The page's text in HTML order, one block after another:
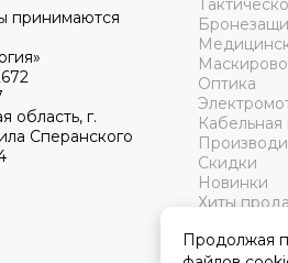
принимаются
область, г.
Сперанского
Оптика
Скидки
Новинки
Хиты
Продолжая